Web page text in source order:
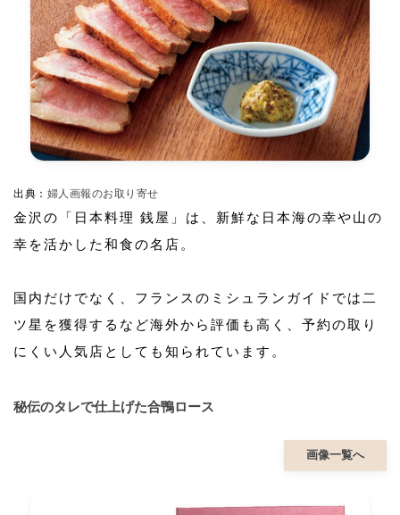
出典： 婦人画報のお取り寄せ
金沢の「日本料理 銭屋」は、新鮮な日本海の幸や山の
幸を活かした和食の名店。
国内だけでなく、フランスのミシュランガイドでは二
ツ星を獲得するなど海外から評価も高く、予約の取り
にくい人気店としても知られています。
秘伝のタレで仕上げた合鴨ロース
画像一覧へ